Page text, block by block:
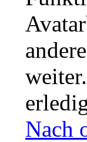
Nach